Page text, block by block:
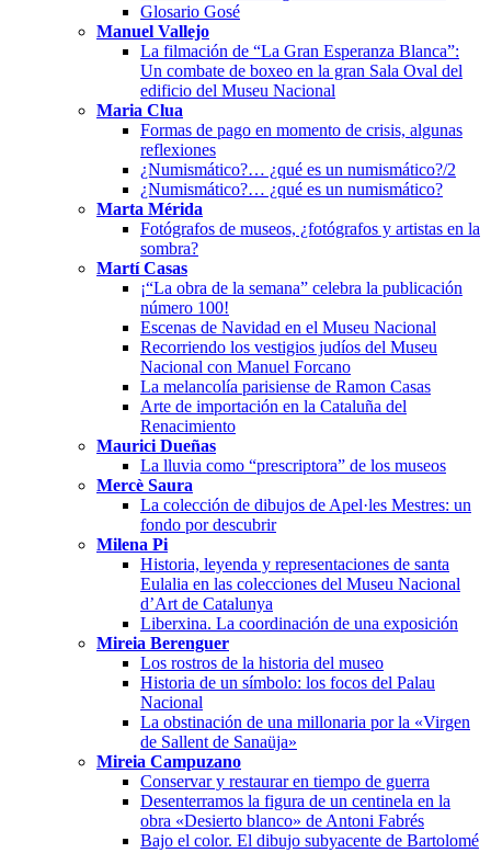
Glosario Gosé
Manuel Vallejo
La filmación de “La Gran Esperanza Blanca”:
Un combate de boxeo en la gran Sala Oval del
edificio del Museu Nacional
Maria Clua
Formas de pago en momento de crisis, algunas
reflexiones
¿Numismático?… ¿qué es un numismático?/2
¿Numismático?… ¿qué es un numismático?
Marta Mérida
Fotógrafos de museos, ¿fotógrafos y artistas en la
sombra?
Martí Casas
¡“La obra de la semana” celebra la publicación
número 100!
Escenas de Navidad en el Museu Nacional
Recorriendo los vestigios judíos del Museu
Nacional con Manuel Forcano
La melancolía parisiense de Ramon Casas
Arte de importación en la Cataluña del
Renacimiento
Maurici Dueñas
La lluvia como “prescriptora” de los museos
Mercè Saura
La colección de dibujos de Apel·les Mestres: un
fondo por descubrir
Milena Pi
Historia, leyenda y representaciones de santa
Eulalia en las colecciones del Museu Nacional
d’Art de Catalunya
Liberxina. La coordinación de una exposición
Mireia Berenguer
Los rostros de la historia del museo
Historia de un símbolo: los focos del Palau
Nacional
La obstinación de una millonaria por la «Virgen
de Sallent de Sanaüja»
Mireia Campuzano
Conservar y restaurar en tiempo de guerra
Desenterramos la figura de un centinela en la
obra «Desierto blanco» de Antoni Fabrés
Bajo el color. El dibujo subyacente de Bartolomé